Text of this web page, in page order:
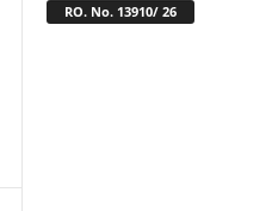
RO. No. 13910/ 26